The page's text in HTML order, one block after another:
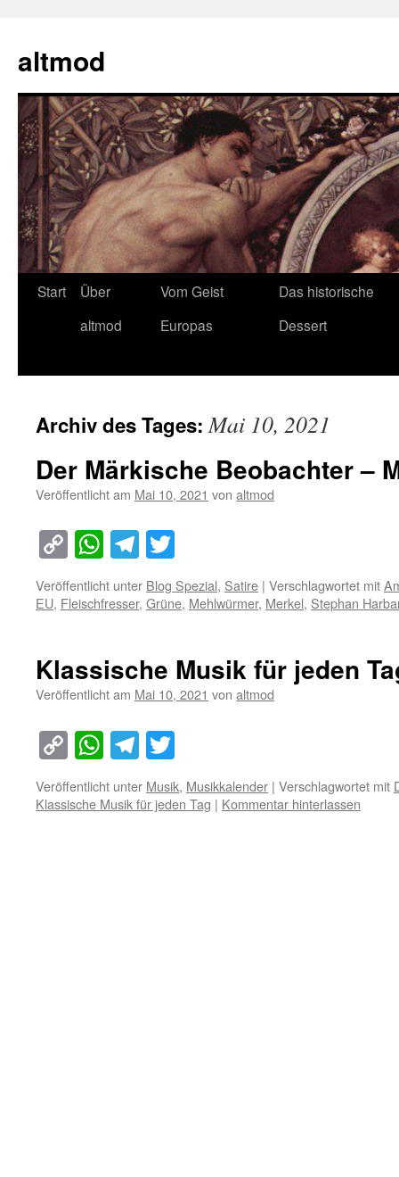
springen
altmod
Start
Über
altmod
Vom Geist
Europas
Das historische
Dessert
Archiv des Tages:Mai 10, 2021
Der Märkische Beobachter –
Veröffentlicht am Mai 10, 2021 von altmod
Copy
Link
WhatsApp
Telegram
Veröffentlicht unter Blog Spezial, Satire | Verschlagwortet mit
EU, Fleischfresser, Grüne, Mehlwürmer, Merkel, Stephan
Klassische Musik für jeden
Veröffentlicht am Mai 10, 2021 von altmod
Copy
Link
WhatsApp
Telegram
Veröffentlicht unter Musik, Musikkalender | Verschlagwortet mit
Klassische Musik für jeden Tag | Kommentar hinterlassen